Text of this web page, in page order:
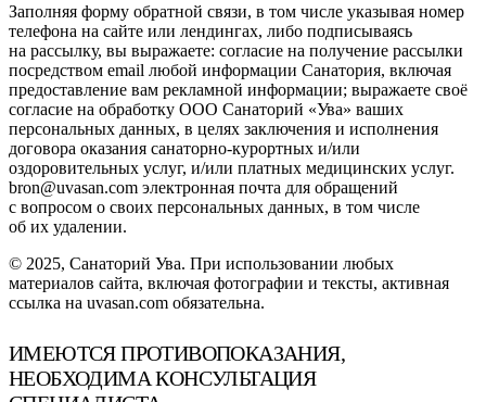
Заполняя форму обратной связи, в том числе указывая номер
телефона на сайте или лендингах, либо подписываясь
на рассылку, вы выражаете: согласие на получение рассылки
посредством email любой информации Санатория, включая
предоставление вам рекламной информации; выражаете своё
согласие на обработку ООО Санаторий «Ува» ваших
персональных данных, в целях заключения и исполнения
договора оказания санаторно-курортных и/или
оздоровительных услуг, и/или платных медицинских услуг.
bron@uvasan.com электронная почта для обращений
с вопросом о своих персональных данных, в том числе
об их удалении.
© 2025, Санаторий Ува. При использовании любых
материалов сайта, включая фотографии и тексты, активная
ссылка на uvasan.com обязательна.
ИМЕЮТСЯ ПРОТИВОПОКАЗАНИЯ,
НЕОБХОДИМА КОНСУЛЬТАЦИЯ